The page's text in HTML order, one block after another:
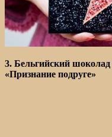
3. Бельгийский
«Признание подруге»